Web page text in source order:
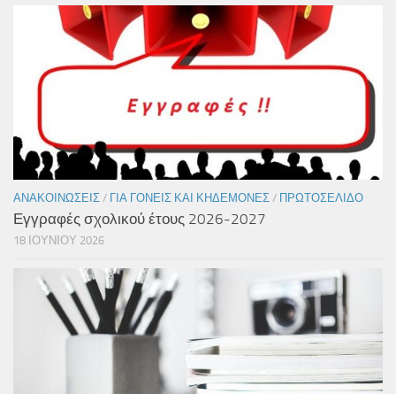
ΑΝΑΚΟΙΝΏΣΕΙΣ / ΓΙΑ ΓΟΝΕΊΣ ΚΑΙ ΚΗΔΕΜΌΝΕΣ / ΠΡΩΤΟΣΈΛΙΔΟ
Εγγραφές σχολικού έτους 2026-2027
18 ΙΟΥΝΊΟΥ 2026